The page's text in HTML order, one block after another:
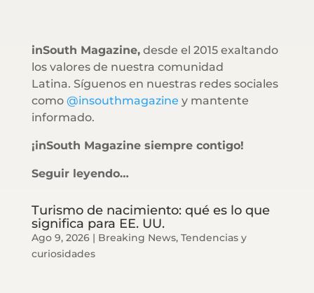
inSouth Magazine,desde el 2015 exaltando
los valores de nuestra comunidad
Latina. Síguenos en nuestras redes sociales
como @insouthmagazine y mantente
informado.
¡inSouth Magazine siempre contigo!
Seguir leyendo…
Turismo de nacimiento: qué es lo que
significa para EE. UU.
Ago 9, 2026| Breaking News, Tendencias y
curiosidades